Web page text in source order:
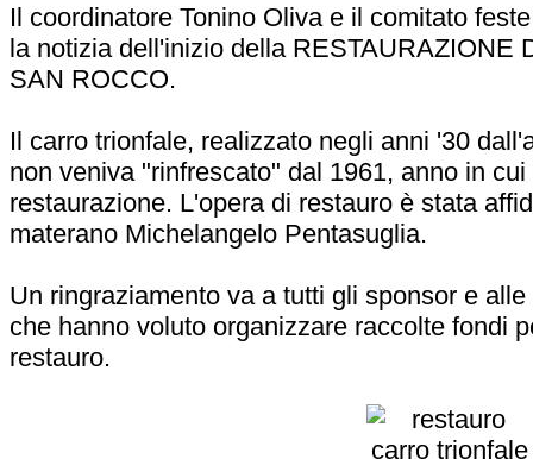
Il coordinatore Tonino Oliva e il comitato
la notizia dell'inizio della RESTAURAZIONE
SAN ROCCO.
Il carro trionfale, realizzato negli anni '30
non veniva "rinfrescato" dal 1961, anno in
restaurazione. L'opera di restauro è stata
materano Michelangelo Pentasuglia.
Un ringraziamento va a tutti gli sponsor e
che hanno voluto organizzare raccolte fondi
restauro.